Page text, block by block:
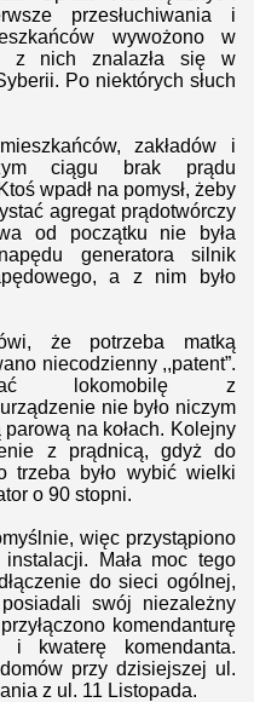
przesłuchiwania i
wywożono w
z nich znalazła się w
Po niektórych słuch
zakładów i
ciągu brak prądu
wpadł na pomysł, żeby
agregat prądotwórczy
od początku nie była
generatora silnik
a z nim było
że potrzeba matką
niecodzienny ,,patent”.
lokomobilę z
nie było niczym
na kołach. Kolejny
z prądnicą, gdyż do
trzeba było wybić wielki
o 90 stopni.
więc przystąpiono
Mała moc tego
do sieci ogólnej,
swój niezależny
komendanturę
i kwaterę komendanta.
przy dzisiejszej ul.
z ul. 11 Listopada.